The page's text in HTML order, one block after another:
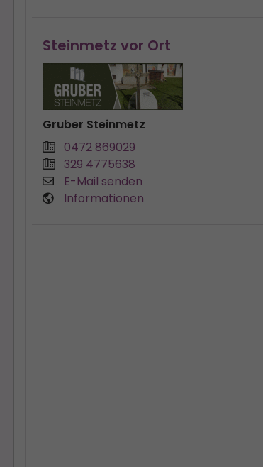
Steinmetz vor Ort
Gruber Steinmetz
0472 869029
329 4775638
E-Mail senden
Informationen